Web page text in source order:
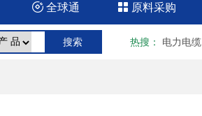
 全球通  原料采购
热搜 ： 电力电缆